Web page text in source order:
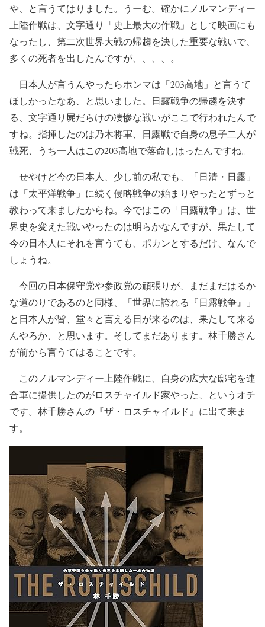
や、と言うてはりました。うーむ。確かにノルマンディー
上陸作戦は、文字通り「史上最大の作戦」として映画にも
なったし、第二次世界大戦の帰趨を決した重要な戦いで、
多くの死者を出したんですが、、、、。
日本人が言うんやったらホンマは「203高地」と言うて
ほしかったなあ、と思いました。日露戦争の帰趨を決す
る、文字通り屍だらけの凄惨な戦いがここで行われたんで
すね。指揮したのは乃木将軍、日露戦で自身の息子二人が
戦死、うち一人はこの203高地で落命しはったんですね。
せやけど今の日本人、少し前の私でも、「日清・日露」
は「太平洋戦争」に続く侵略戦争の始まりやったとずっと
教わって来ましたからね。今ではこの「日露戦争」は、世
界史を変えた戦いやったのは明らかなんですが、果たして
今の日本人にそれを言うても、ポカンとするだけ、なんで
しょうね。
今回の日本保守党や参政党の頑張りが、まだまだはるか
な道のりであるのと同様、「世界に誇れる『日露戦争』」
と日本人が皆、堂々と言える日が来るのは、果たして来る
んやろか、と思います。そしてまだあります。林千勝さん
が前から言うてはることです。
このノルマンディー上陸作戦に、自身の広大な邸宅を連
合軍に提供したのがロスチャイルド家やった、というオチ
です。林千勝さんの『ザ・ロスチャイルド』に出て来ま
す。